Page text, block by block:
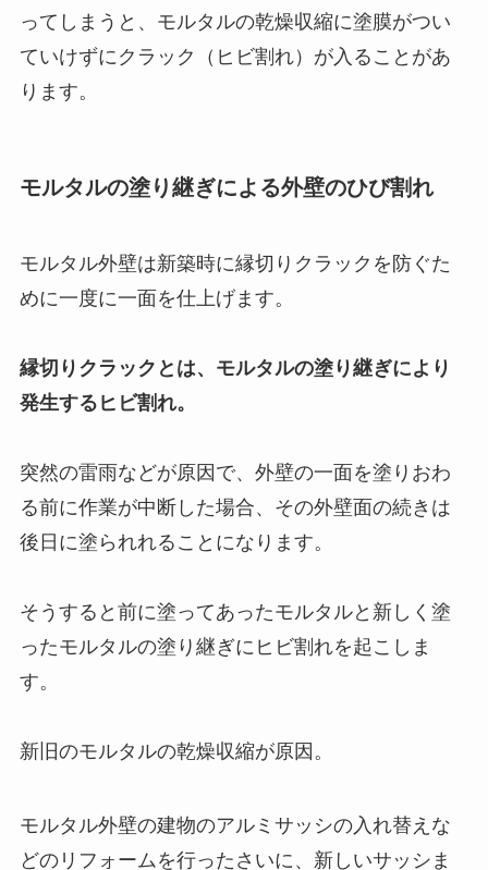
ってしまうと、モルタルの乾燥収縮に塗膜がつい
ていけずにクラック（ヒビ割れ）が入ることがあ
ります。
モルタルの塗り継ぎによる外壁のひび割れ
モルタル外壁は新築時に縁切りクラックを防ぐた
めに一度に一面を仕上げます。
縁切りクラックとは、モルタルの塗り継ぎにより
発生するヒビ割れ。
突然の雷雨などが原因で、外壁の一面を塗りおわ
る前に作業が中断した場合、その外壁面の続きは
後日に塗られれることになります。
そうすると前に塗ってあったモルタルと新しく塗
ったモルタルの塗り継ぎにヒビ割れを起こしま
す。
新旧のモルタルの乾燥収縮が原因。
モルタル外壁の建物のアルミサッシの入れ替えな
どのリフォームを行ったさいに、新しいサッシま